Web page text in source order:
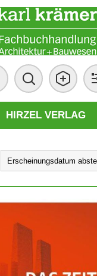
HIRZEL VERLAG